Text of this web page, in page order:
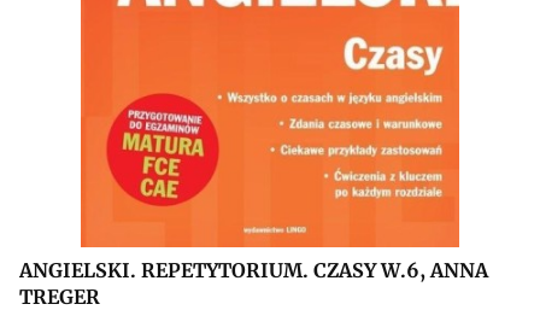
ANGIELSKI. REPETYTORIUM. CZASY W.6, ANNA
TREGER